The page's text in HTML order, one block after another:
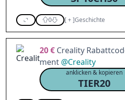
0 [+]Geschichte
20 € Creality
ment @Creality
anklicken & kopieren
TIER20